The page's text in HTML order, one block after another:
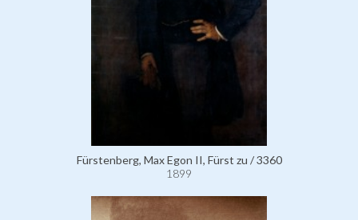
Fürstenberg, Max Egon II, Fürst zu / 3360
1899